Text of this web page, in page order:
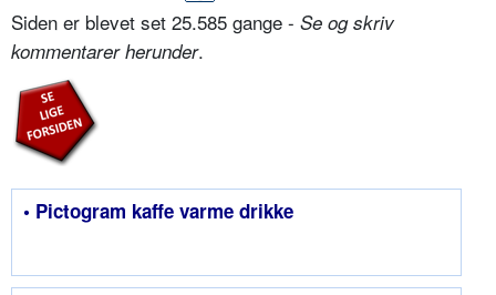
Siden er blevet set 25.585 gange - Se og skriv
kommentarer herunder.
• Pictogram kaffe varme drikke